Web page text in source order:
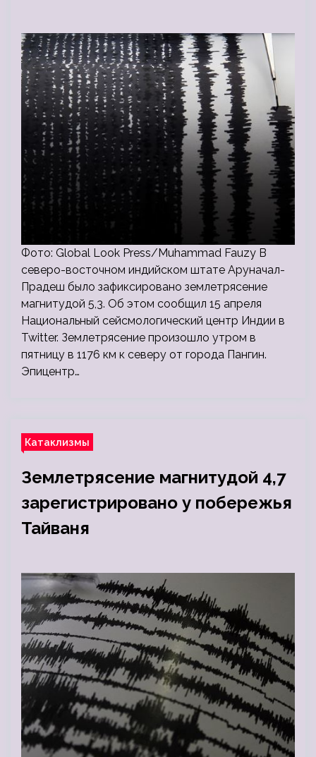
Фото: Global Look Press/Muhammad Fauzy В
северо-восточном индийском штате Аруначал-
Прадеш было зафиксировано землетрясение
магнитудой 5,3. Об этом сообщил 15 апреля
Национальный сейсмологический центр Индии в
Twitter. Землетрясение произошло утром в
пятницу в 1176 км к северу от города Пангин.
Эпицентр…
Катаклизмы
Землетрясение магнитудой 4,7
зарегистрировано у побережья
Тайваня